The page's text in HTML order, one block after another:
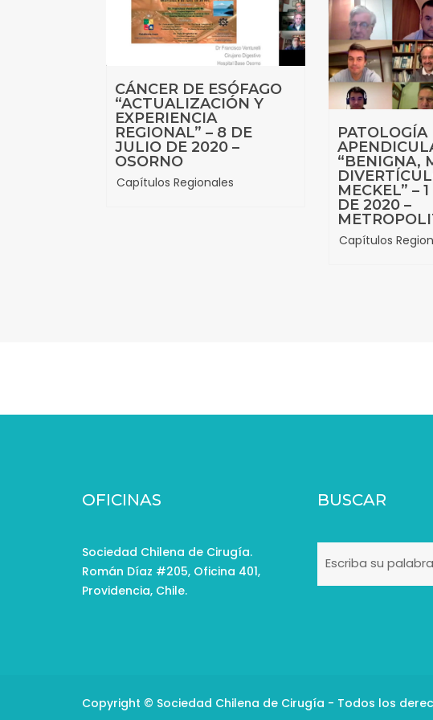
CÁNCER DE ESÓFAGO
“ACTUALIZACIÓN Y
EXPERIENCIA
REGIONAL” – 8 DE
JULIO DE 2020 –
OSORNO
Capítulos Regionales
PATOLOGÍA
“BENIGNA,
MECKEL” –
DE 2020 –
Capítulos
OFICINAS
Sociedad Chilena de Cirugía.
Román Díaz #205, Oficina 401,
Providencia, Chile.
BUSCAR
Copyright © Sociedad Chilena de Cirugía - Todos los